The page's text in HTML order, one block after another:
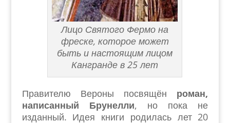
Лицо Святого Фермо на
фреске, которое может
быть и настоящим лицом
Кангранде в 25 лет
Правителю Вероны посвящён роман,
написанный Брунелли, но пока не
изданный. Идея книги родилась лет 20